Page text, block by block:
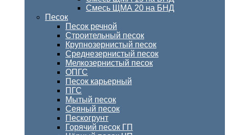
Смесь ЩМА 20 на БНД
Песок
Песок речной
Строительный песок
Крупнозернистый песок
Среднезернистый песок
Мелкозернистый песок
ОПГС
Песок карьерный
ПГС
Мытый песок
Сеяный песок
Пескогрунт
Горячий песок ГП